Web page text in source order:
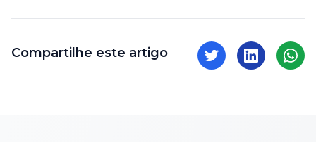
Compartilhe este artigo